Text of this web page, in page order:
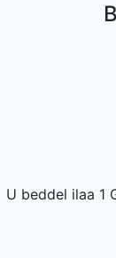
U beddel ilaa 1